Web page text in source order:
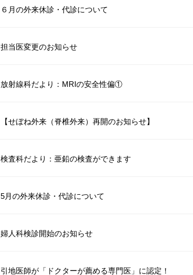
６月の外来休診・代診について
担当医変更のお知らせ
放射線科だより：MRIの安全性偏①
【せぼね外来（脊椎外来）再開のお知らせ】
検査科だより：亜鉛の検査ができます
5月の外来休診・代診について
婦人科検診開始のお知らせ
引地医師が「ドクターが薦める専門医」に認定！